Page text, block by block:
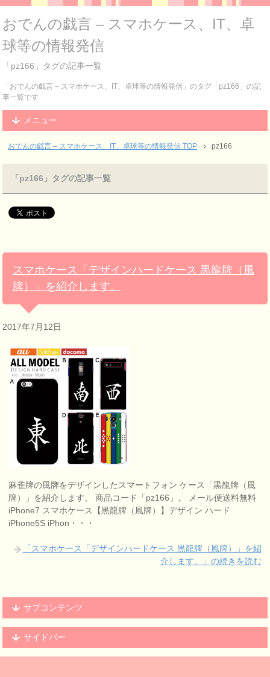
おでんの戯言 – スマホケース、IT、卓
球等の情報発信
「pz166」タグの記事一覧
「おでんの戯言 – スマホケース、IT、卓球等の情報発信」のタグ「pz166」の記
事一覧です
メニュー
おでんの戯言 – スマホケース、IT、卓球等の情報発信 TOP pz166
「pz166」タグの記事一覧
スマホケース「デザインハードケース 黒龍牌（風
牌）」を紹介します。
2017年7月12日
麻雀牌の風牌をデザインしたスマートフォン ケース「黒龍牌（風
牌）」を紹介します。 商品コード「pz166」。 メール便送料無料
iPhone7 スマホケース【黒龍牌（風牌）】デザイン ハード
iPhone5S iPhon・・・
「スマホケース「デザインハードケース 黒龍牌（風牌）」を紹
介します。」の続きを読む
サブコンテンツ
サイドバー